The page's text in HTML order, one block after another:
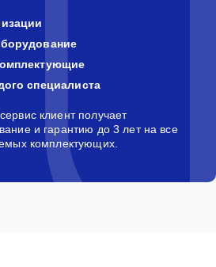
специалиста
клиент получает
и гарантию до 3 лет на все
комплектующих.